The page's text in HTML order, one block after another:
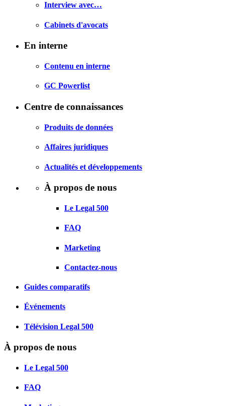
Interview avec…
Cabinets d'avocats
En interne
Contenu en interne
GC Powerlist
Centre de connaissances
Produits de données
Affaires juridiques
Actualités et développements
À propos de nous
Le Legal 500
FAQ
Marketing
Contactez-nous
Guides comparatifs
Événements
Télévision Legal 500
À propos de nous
Le Legal 500
FAQ